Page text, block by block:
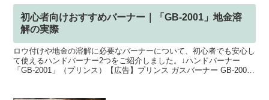
初心者向けおすすめバーナー｜「GB-2001」地金溶
解の実際
ロウ付けや地金の溶解に必要なバーナーについて、初心者でも安心し
て使えるハンドバーナー2つをご紹介しました。↓ハンドバーナー
「GB-2001」（プリンス）【広告】プリンス ガスバーナー GB-2001